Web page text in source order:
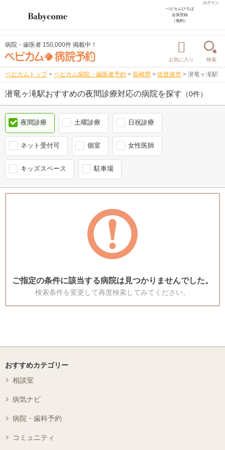
ログイン
ベビカムひろば
会員登録
（無料）
病院・歯医者 150,000件 掲載中！
お気に入り 検索
ベビカムトップ > ベビカム病院・歯医者予約 > 長崎県 > 佐世保市 > 潜竜ヶ滝駅
潜竜ヶ滝駅おすすめの夜間診療対応の病院を探す （0件）
夜間診療 土曜診療 日祝診療
ネット受付可 個室 女性医師
キッズスペース 駐車場
ご指定の条件に該当する病院は見つかりませんでした。
検索条件を変更して再度検索してみてください。
おすすめカテゴリー
相談室
病気ナビ
病院・歯科予約
コミュニティ